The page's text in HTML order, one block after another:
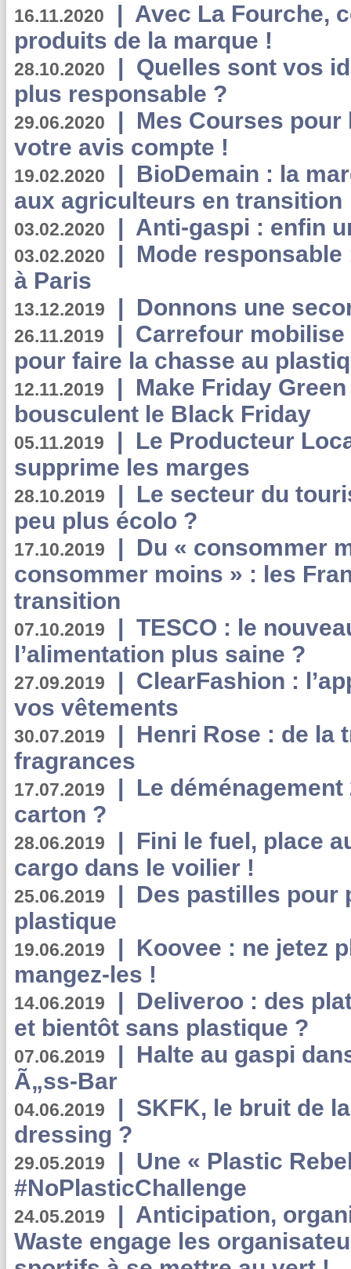
16.11.2020 | Avec La Fourche,
produits de la marque !
28.10.2020 | Quelles sont vos
plus responsable ?
29.06.2020 | Mes Courses pour
votre avis compte !
19.02.2020 | BioDemain : la
aux agriculteurs en transition
03.02.2020 | Anti-gaspi : enfin
03.02.2020 | Mode
à Paris
13.12.2019 | Donnons une
26.11.2019 | Carrefour
pour faire la chasse au
12.11.2019 | Make Friday
bousculent le Black Friday
05.11.2019 | Le Producteur
supprime les marges
28.10.2019 | Le secteur du
peu plus écolo ?
17.10.2019 | Du « consommer
consommer moins » : les
transition
07.10.2019 | TESCO : le
l’alimentation plus saine ?
27.09.2019 | ClearFashion :
vos vêtements
30.07.2019 | Henri Rose : de la
fragrances
17.07.2019 | Le
carton ?
28.06.2019 | Fini le fuel, place
cargo dans le voilier !
25.06.2019 | Des pastilles pour
plastique
19.06.2019 | Koovee : ne jetez
mangez-les !
14.06.2019 | Deliveroo : des
et bientôt sans plastique ?
07.06.2019 | Halte au gaspi
Ã„ss-Bar
04.06.2019 | SKFK, le bruit de
dressing ?
29.05.2019 | Une « Plastic
#NoPlasticChallenge
24.05.2019 | Anticipation,
Waste engage les